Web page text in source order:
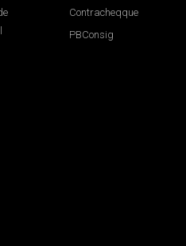
Contracheqque
PBConsig